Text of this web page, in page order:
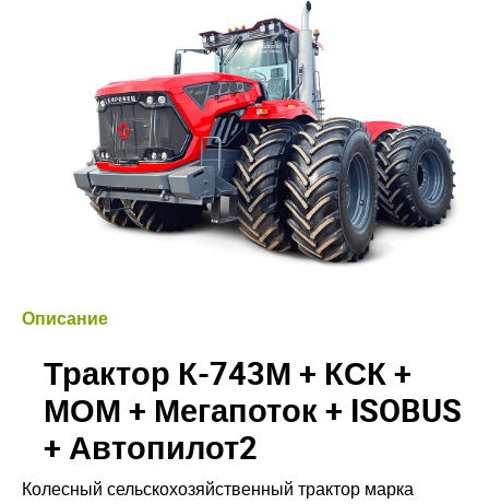
Описание
Трактор К-743М + КСК +
МОМ + Мегапоток + ISOBUS
+ Автопилот2
Колесный сельскохозяйственный трактор марка